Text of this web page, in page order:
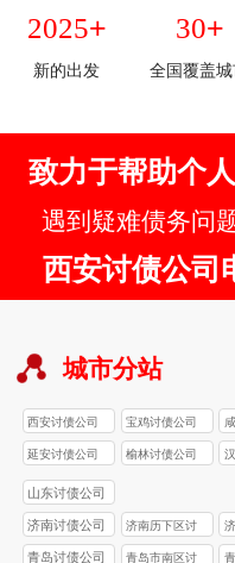
2025+
新的出发
30+
全国覆盖
致力于帮助个
遇到疑难债务问
西安讨债公司
城市分站
西安讨债公司 宝鸡讨债公司
延安讨债公司 榆林讨债公司
山东讨债公司
济南讨债公司
济南历下区讨
债公司
青岛讨债公司
青岛市南区讨